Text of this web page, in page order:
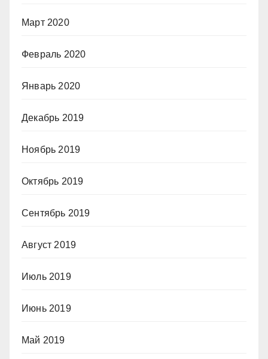
Март 2020
Февраль 2020
Январь 2020
Декабрь 2019
Ноябрь 2019
Октябрь 2019
Сентябрь 2019
Август 2019
Июль 2019
Июнь 2019
Май 2019